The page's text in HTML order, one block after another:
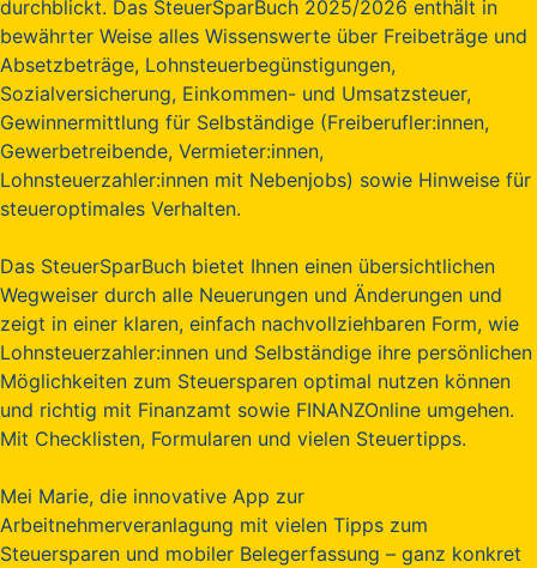
durchblickt. Das SteuerSparBuch 2025/2026 enthält in
bewährter Weise alles Wissenswerte über Freibeträge und
Absetzbeträge, Lohnsteuerbegünstigungen,
Sozialversicherung, Einkommen- und Umsatzsteuer,
Gewinnermittlung für Selbständige (Freiberufler:innen,
Gewerbetreibende, Vermieter:innen,
Lohnsteuerzahler:innen mit Nebenjobs) sowie Hinweise für
steueroptimales Verhalten.
Das SteuerSparBuch bietet Ihnen einen übersichtlichen
Wegweiser durch alle Neuerungen und Änderungen und
zeigt in einer klaren, einfach nachvollziehbaren Form, wie
Lohnsteuerzahler:innen und Selbständige ihre persönlichen
Möglichkeiten zum Steuersparen optimal nutzen können
und richtig mit Finanzamt sowie FINANZOnline umgehen.
Mit Checklisten, Formularen und vielen Steuertipps.
Mei Marie, die innovative App zur
Arbeitnehmerveranlagung mit vielen Tipps zum
Steuersparen und mobiler Belegerfassung – ganz konkret